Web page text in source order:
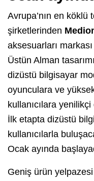
Avrupa’nın en köklü
şirketlerinden
aksesuarları markası
Üstün Alman
dizüstü bilgisayar
oyunculara ve
kullanıcılara
İlk etapta dizüstü
kullanıcılarla
Ocak ayında
Geniş ürün